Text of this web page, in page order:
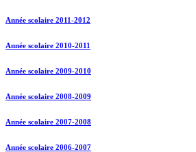
Année scolaire 2011-2012
Année scolaire 2010-2011
Année scolaire 2009-2010
Année scolaire 2008-2009
Année scolaire 2007-2008
Année scolaire 2006-2007